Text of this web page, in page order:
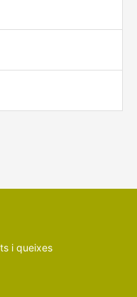
i queixes